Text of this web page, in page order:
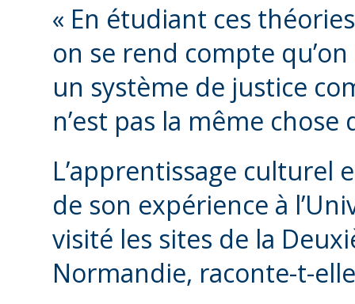
« En étudiant ces
on se rend compte
un système de justice
n’est pas la même chose
L’apprentissage culturel
de son expérience à
visité les sites de la
Normandie, raconte-t-